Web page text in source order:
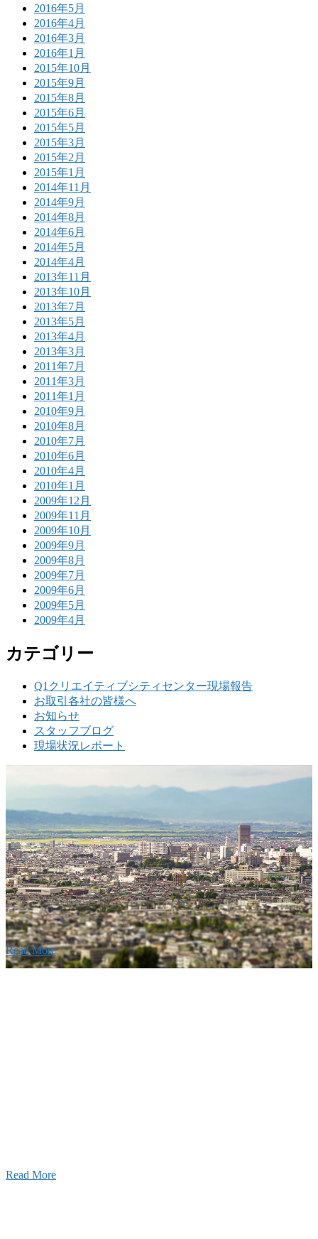
2016年5月
2016年4月
2016年3月
2016年1月
2015年10月
2015年9月
2015年8月
2015年6月
2015年5月
2015年3月
2015年2月
2015年1月
2014年11月
2014年9月
2014年8月
2014年6月
2014年5月
2014年4月
2013年11月
2013年10月
2013年7月
2013年5月
2013年4月
2013年3月
2011年7月
2011年3月
2011年1月
2010年9月
2010年8月
2010年7月
2010年6月
2010年4月
2010年1月
2009年12月
2009年11月
2009年10月
2009年9月
2009年8月
2009年7月
2009年6月
2009年5月
2009年4月
カテゴリー
Q1クリエイティブシティセンター現場報告
お取引各社の皆様へ
お知らせ
スタッフブログ
現場状況レポート
の歴史ある実績・建設技術と、旧カネフジハウス
利くフットワークが結びついた新しい建設会社で
Read More
Read More